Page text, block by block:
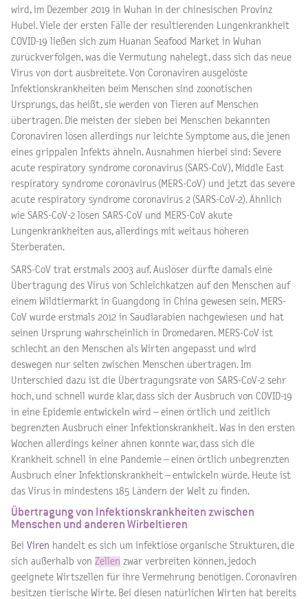
wird, im Dezember 2019 in Wuhan in der chinesischen Provinz
Hubei. Viele der ersten Fälle der resultierenden Lungenkrankheit
COVID-19 ließen sich zum Huanan Seafood Market in Wuhan
zurückverfolgen, was die Vermutung nahelegt, dass sich das neue
Virus von dort ausbreitete. Von Coronaviren ausgelöste
Infektionskrankheiten beim Menschen sind zoonotischen
Ursprungs, das heißt, sie werden von Tieren auf Menschen
übertragen. Die meisten der sieben bei Menschen bekannten
Coronaviren lösen allerdings nur leichte Symptome aus, die jenen
eines grippalen Infekts ähneln. Ausnahmen hierbei sind: Severe
acute respiratory syndrome coronavirus (SARS-CoV), Middle East
respiratory syndrome coronavirus (MERS-CoV) und jetzt das severe
acute respiratory syndrome coronavirus 2 (SARS-CoV-2). Ähnlich
wie SARS-CoV-2 lösen SARS-CoV und MERS-CoV akute
Lungenkrankheiten aus, allerdings mit weitaus höheren
Sterberaten.
SARS-CoV trat erstmals 2003 auf. Auslöser dürfte damals eine
Übertragung des Virus von Schleichkatzen auf den Menschen auf
einem Wildtiermarkt in Guangdong in China gewesen sein. MERS-
CoV wurde erstmals 2012 in Saudiarabien nachgewiesen und hat
seinen Ursprung wahrscheinlich in Dromedaren. MERS-CoV ist
schlecht an den Menschen als Wirten angepasst und wird
deswegen nur selten zwischen Menschen übertragen. Im
Unterschied dazu ist die Übertragungsrate von SARS-CoV-2 sehr
hoch, und schnell wurde klar, dass sich der Ausbruch von COVID-19
in eine Epidemie entwickeln wird – einen örtlich und zeitlich
begrenzten Ausbruch einer Infektionskrankheit. Was in den ersten
Wochen allerdings keiner ahnen konnte war, dass sich die
Krankheit schnell in eine Pandemie – einen örtlich unbegrenzten
Ausbruch einer Infektionskrankheit – entwickeln würde. Heute ist
das Virus in mindestens 185 Ländern der Welt zu finden.
Übertragung von Infektionskrankheiten zwischen
Menschen und anderen Wirbeltieren
Bei Viren handelt es sich um infektiöse organische Strukturen, die
sich außerhalb von Zellen zwar verbreiten können, jedoch
geeignete Wirtszellen für ihre Vermehrung benötigen. Coronaviren
besitzen tierische Wirte. Bei diesen natürlichen Wirten hat bereits